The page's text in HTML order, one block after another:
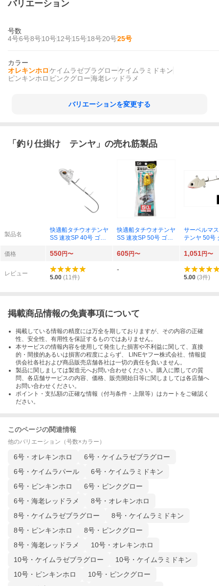
バリエーション
号数
4号6号8号10号12号15号18号20号25号
カラー
オレキンホロケイムラゼブラグローケイムラミドキン
ピンキンホロ ピンクグロー海老レッドラメ
バリエーションを変更する
「 釣り仕掛け テンヤ 」の売れ筋製品
製品名
快適船タチウオテンヤ
SS 速攻SP 40号 ゴー
快適船タチウオテンヤ
SS 速攻SP 50号 ゴー
サーベルマ
テンヤ 50号
価格 550円〜 605円〜 1,051円〜
レビュー
5.00 (11 件)
-
5.00 (3件)
掲載商品情報の免責事項について
掲載している情報の精度には万全を期しておりますが、その内容の正確
性、安全性、有用性を保証するものではありません。
本サービスの情報内容を使用して発生した損害や不利益に関して、直接
的・間接的あるいは損害の程度によらず、 LINEヤフー株式会社、情報提
供会社各社および商品販売店舗各社は一切の責任を負いません。
製品に関しましては製造元へお問い合わせください。購入に際しての質
問、各店舗サービスの内容、価格、販売開始日等に関しましては各店舗へ
お問い合わせください。
ポイント・支払額の正確な情報（付与条件・上限等）はカートをご確認く
ださい。
このページの関連情報
他のバリエーション（号数×カラー）
6号・オレキンホロ
6号・ケイムラゼブラグロー
6号・ケイムラパール
6号・ケイムラミドキン
6号・ピンキンホロ
6号・ピンクグロー
6号・海老レッドラメ
8号・オレキンホロ
8号・ケイムラゼブラグロー
8号・ケイムラミドキン
8号・ピンキンホロ
8号・ピンクグロー
8号・海老レッドラメ
10号・オレキンホロ
10号・ケイムラゼブラグロー
10号・ケイムラミドキン
10号・ピンキンホロ
10号・ピンクグロー